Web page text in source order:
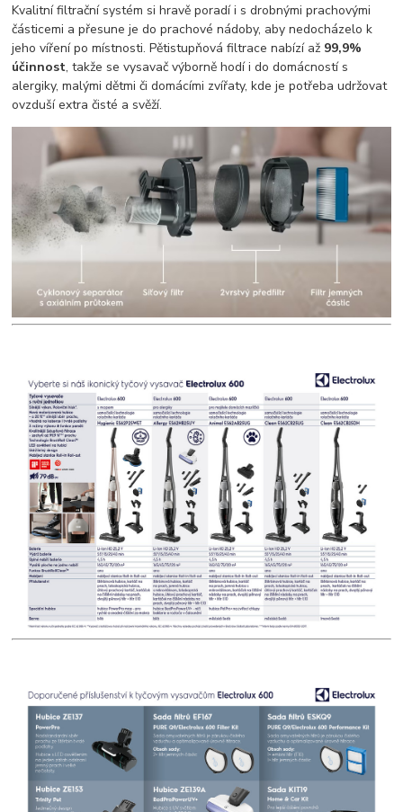
Kvalitní filtrační systém si hravě poradí i s drobnými prachovými
částicemi a přesune je do prachové nádoby, aby nedocházelo k
jeho víření po místnosti. Pětistupňová filtrace nabízí až 99,9%
účinnost, takže se vysavač výborně hodí i do domácností s
alergiky, malými dětmi či domácími zvířaty, kde je potřeba udržovat
ovzduší extra čisté a svěží.